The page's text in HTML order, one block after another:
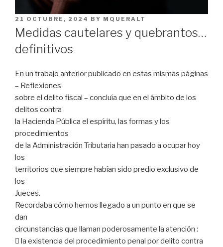
POSTED
ON
21 OCTUBRE, 2024 BY MQUERALT
Medidas cautelares y quebrantos…
definitivos
En un trabajo anterior publicado en estas mismas páginas
– Reflexiones
sobre el delito fiscal – concluía que en el ámbito de los
delitos contra
la Hacienda Pública el espíritu, las formas y los
procedimientos
de la Administración Tributaria han pasado a ocupar hoy
los
territorios que siempre habían sido predio exclusivo de
los
Jueces.
Recordaba cómo hemos llegado a un punto en que se
dan
circunstancias que llaman poderosamente la atención :
 la existencia del procedimiento penal por delito contra